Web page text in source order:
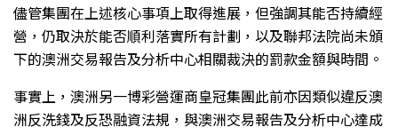
儘管集團在上述核心事項上取得進展，但強調其能否持續經
營，仍取決於能否順利落實所有計劃，以及聯邦法院尚未頒
下的澳洲交易報告及分析中心相關裁決的罰款金額與時間。
事實上，澳洲另一博彩營運商皇冠集團此前亦因類似違反澳
洲反洗錢及反恐融資法規，與澳洲交易報告及分析中心達成